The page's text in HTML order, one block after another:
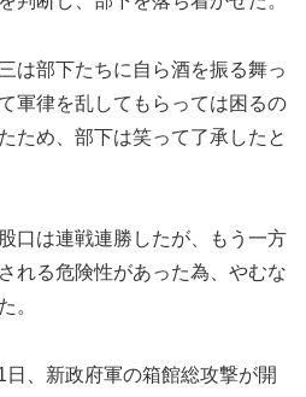
は部下たちに自ら酒を振る舞っ
軍律を乱してもらっては困るの
ため、部下は笑って了承したと
口は連戦連勝したが、もう一方
れる危険性があった為、やむな
。
、新政府軍の箱館総攻撃が開